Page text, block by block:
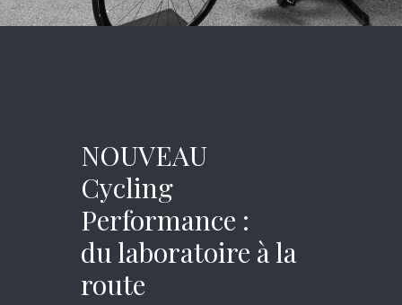
NOUVEAU
Cycling
Performance :
du laboratoire à la
route